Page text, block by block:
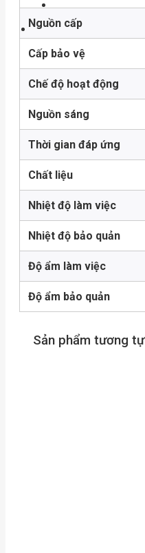
Nguồn cấp
Cấp bảo vệ
Chế độ hoạt động
Nguồn sáng
Thời gian đáp ứng
Chất liệu
Nhiệt độ làm việc
Nhiệt độ bảo quản
Độ ẩm làm việc
Độ ẩm bảo quản
Sản phẩm tương tự